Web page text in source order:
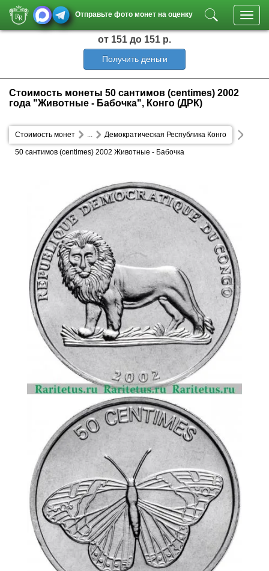
Отправьте фото монет на оценку
от 151 до 151 р.
Получить деньги
Стоимость монеты 50 сантимов (centimes) 2002
года "Животные - Бабочка", Конго (ДРК)
Стоимость монет Демократическая Республика Конго
...
50 сантимов (centimes) 2002 Животные - Бабочка